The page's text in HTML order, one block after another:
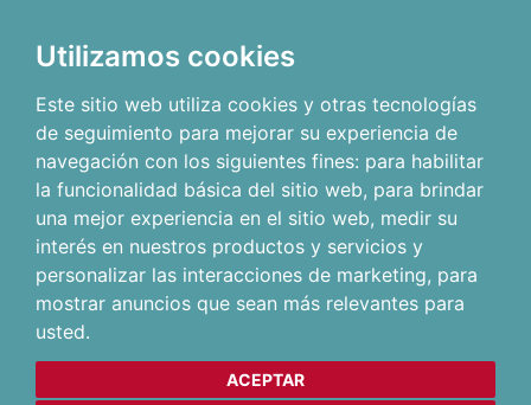
Utilizamos cookies
Este sitio web utiliza cookies y otras tecnologías
de seguimiento para mejorar su experiencia de
navegación con los siguientes fines: para habilitar
la funcionalidad básica del sitio web, para brindar
una mejor experiencia en el sitio web, medir su
interés en nuestros productos y servicios y
personalizar las interacciones de marketing, para
mostrar anuncios que sean más relevantes para
usted.
ACEPTAR